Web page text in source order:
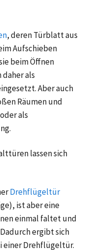
, deren Türblatt aus
Aufschieben
beim Öffnen
als
Aber auch
Räumen und
als
lassen sich
Drehflügeltür
ist aber eine
einmal faltet und
ergibt sich
einer Drehflügeltür.